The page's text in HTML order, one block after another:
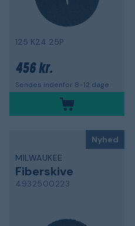
125 K24 25P
456 kr.
Sendes indenfor 8-12 dage
Nyhed
MILWAUKEE
Fiberskive
4932500223